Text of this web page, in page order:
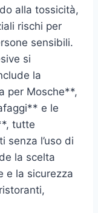
alla tossicità,
rischi per
sensibili.
si
la
per Mosche**,
e le
tutte
senza l’uso di
la scelta
e la sicurezza